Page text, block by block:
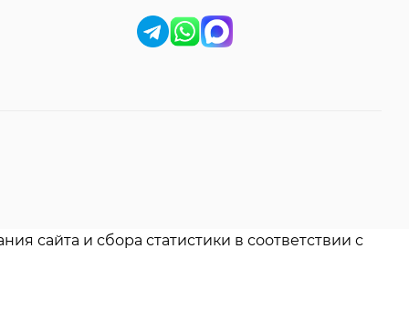
сайта и сбора статистики в соответствии с